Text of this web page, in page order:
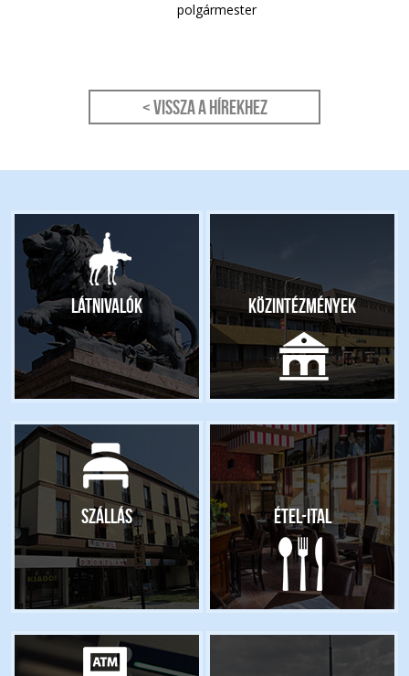
polgármester
< Vissza a hírekhez
Látnivalók Közintézmények
Szállás Étel-ital